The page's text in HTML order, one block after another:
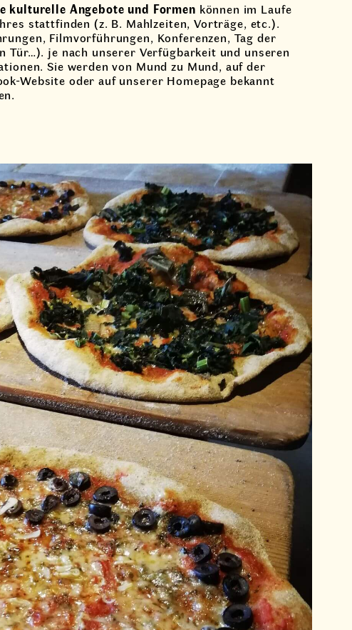
kulturelle Angebote und Formen können im Laufe
stattfinden (z. B. Mahlzeiten, Vorträge, etc.).
Filmvorführungen, Konferenzen, Tag der
Tür…). je nach unserer Verfügbarkeit und unseren
Sie werden von Mund zu Mund, auf der
Website oder auf unserer Homepage bekannt